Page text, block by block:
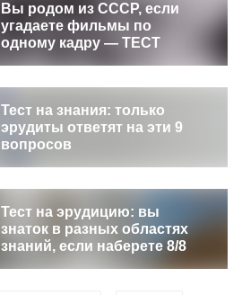
Вы родом из СССР, если
угадаете фильмы по
одному кадру — ТЕСТ
Тест на знания: только
эрудиты ответят на эти 9
вопросов
Тест на эрудицию: вы
знаток в разных областях
знаний, если наберете 8/8